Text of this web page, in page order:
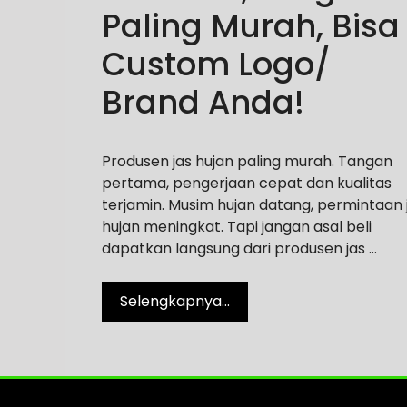
Paling Murah, Bisa
Custom Logo/
Brand Anda!
Produsen jas hujan paling murah. Tangan
pertama, pengerjaan cepat dan kualitas
terjamin. Musim hujan datang, permintaan
hujan meningkat. Tapi jangan asal beli
dapatkan langsung dari produsen jas …
Selengkapnya…